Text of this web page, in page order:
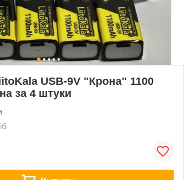
USB-9V "Крона" 1100
за 4 штуки